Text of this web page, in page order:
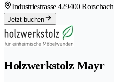
Industriestrasse 429400 Rorschach
Jetzt buchen
Holzwerkstolz Mayr